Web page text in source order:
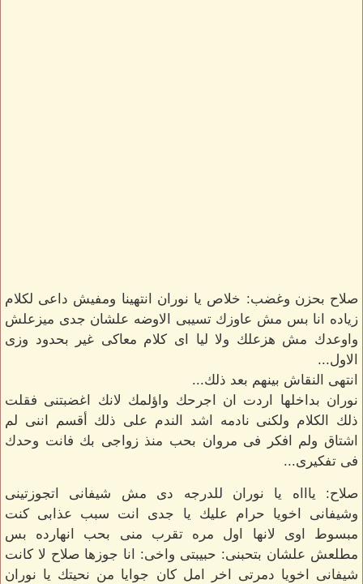
صلاح بحزن وغضب: خلاص يا نوران انتهينا ومفيش داعى لكلام
زياده انا بس مش عاوزك تسيبى الاوضه علشان جدى ميزعلش
واوعدك مش هزعلك ولا ليا اى كلام معاكى غير بحدود وزى
الاول...
انتهى النقاش بينهم بعد ذلك...
نوران بداخلها اردت ان اجرحك واؤلمك لانك اغضبتنى فقلت
ذلك الكلام ولكنى نادمه اشد الندم على ذلك أقسم اننى لم
اشتاق ولم افكر فى مروان بحب منذ زواجى بك فانت وحدك
فى تفكيرى...
صلاح: ياااه يا نوران للدرجه دى مش شيفانى اتجوزتينى
وشيفانى اخويا حرام عليك يا جدى انت سبب عذابى كنت
مبسوط اوى لانها اول مره تقرب منى بحب انهارده بس
مطلعش علشان بتحبنى: حبيبتى واخى: انا جوزها صلاح لا كانت
شيفانى اخويا دمرتى اخر امل كان جوايا من نحيتك يا نوران